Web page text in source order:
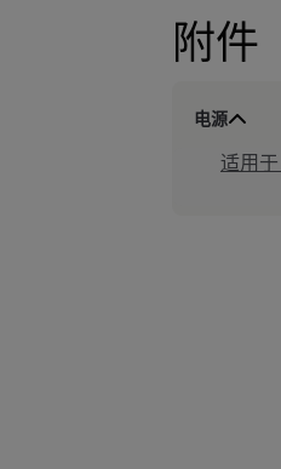
附件
电源
适用